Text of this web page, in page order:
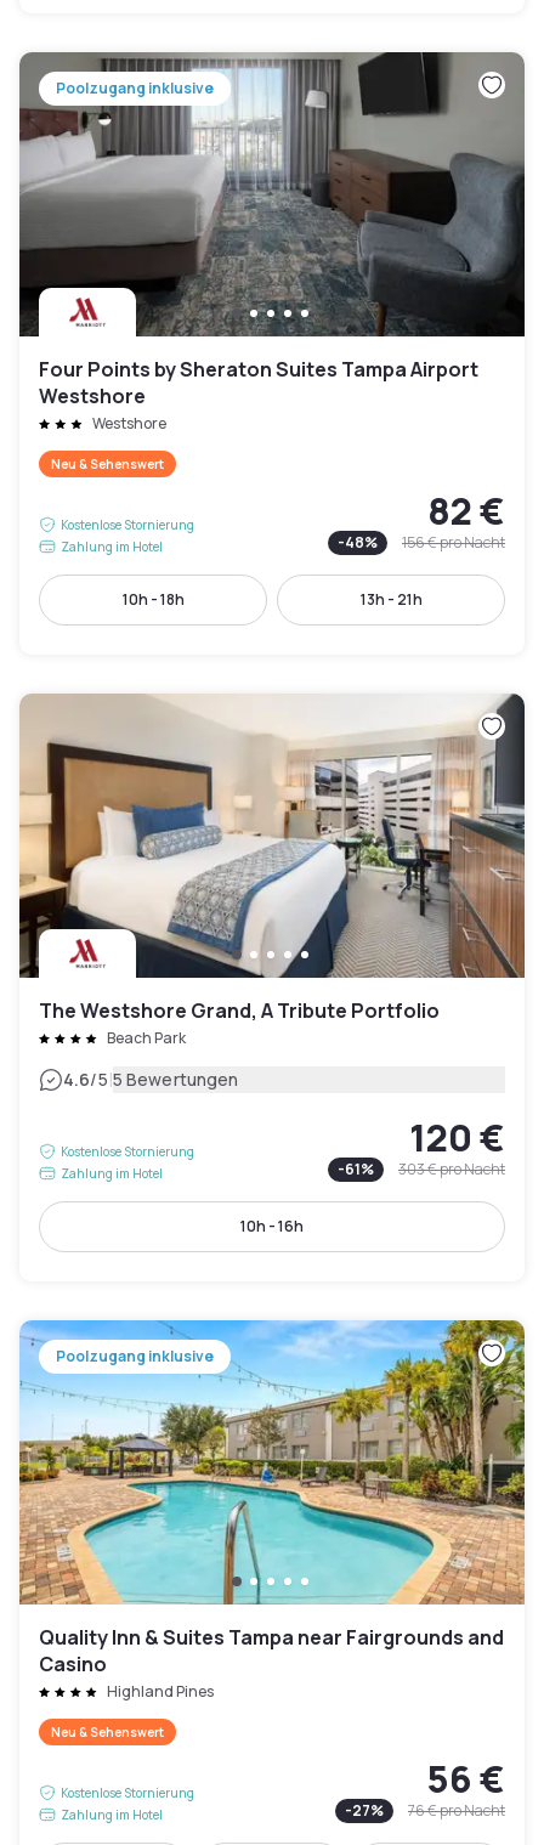
Poolzugang inklusive
Four Points by Sheraton Suites Tampa Airport
Westshore
Westshore
Neu & Sehenswert
Kostenlose Stornierung
Zahlung im Hotel
82 €
-48% 156 €pro Nacht
10h - 18h 13h - 21h
The Westshore Grand, A Tribute Portfolio
Beach Park
4.6/5|5 Bewertungen
Kostenlose Stornierung
Zahlung im Hotel
120 €
-61% 303 €pro Nacht
10h - 16h
Poolzugang inklusive
Quality Inn & Suites Tampa near Fairgrounds and
Casino
Highland Pines
Neu & Sehenswert
Kostenlose Stornierung
Zahlung im Hotel
56 €
-27% 76 €pro Nacht